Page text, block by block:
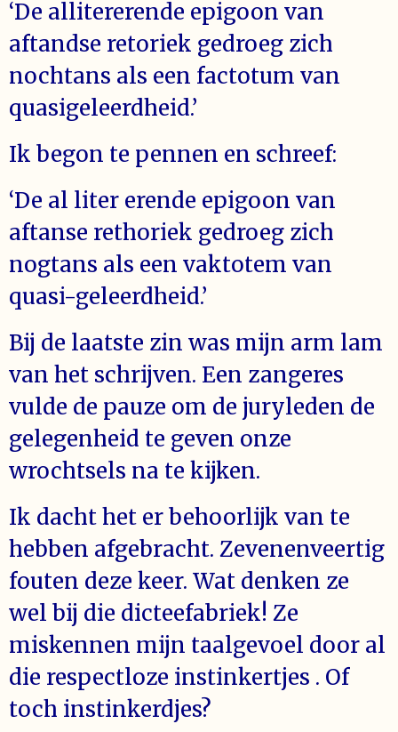
‘De allitererende epigoon van
aftandse retoriek gedroeg zich
nochtans als een factotum van
quasigeleerdheid.’
Ik begon te pennen en schreef:
‘De al liter erende epigoon van
aftanse rethoriek gedroeg zich
nogtans als een vaktotem van
quasi-geleerdheid.’
Bij de laatste zin was mijn arm lam
van het schrijven. Een zangeres
vulde de pauze om de juryleden de
gelegenheid te geven onze
wrochtsels na te kijken.
Ik dacht het er behoorlijk van te
hebben afgebracht. Zevenenveertig
fouten deze keer. Wat denken ze
wel bij die dicteefabriek! Ze
miskennen mijn taalgevoel door al
die respectloze instinkertjes . Of
toch instinkerdjes?